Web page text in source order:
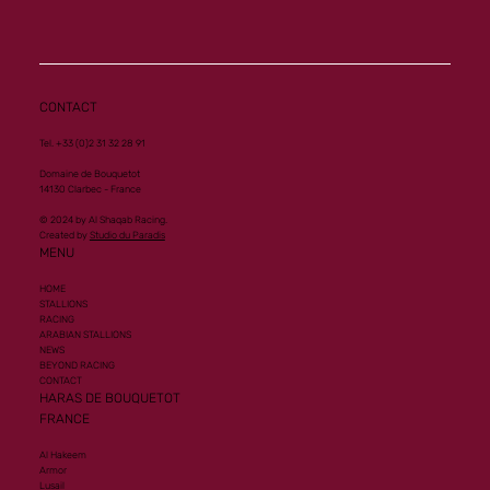
CONTACT
Tel. +33 (0)2 31 32 28 91
Domaine de Bouquetot
14130 Clarbec - France
© 2024 by Al Shaqab Racing.
Created by Studio du Paradis
MENU
HOME
STALLIONS
RACING
ARABIAN STALLIONS
NEWS
BEYOND RACING
CONTACT
HARAS DE BOUQUETOT
FRANCE
Al Hakeem
Armor
Lusail